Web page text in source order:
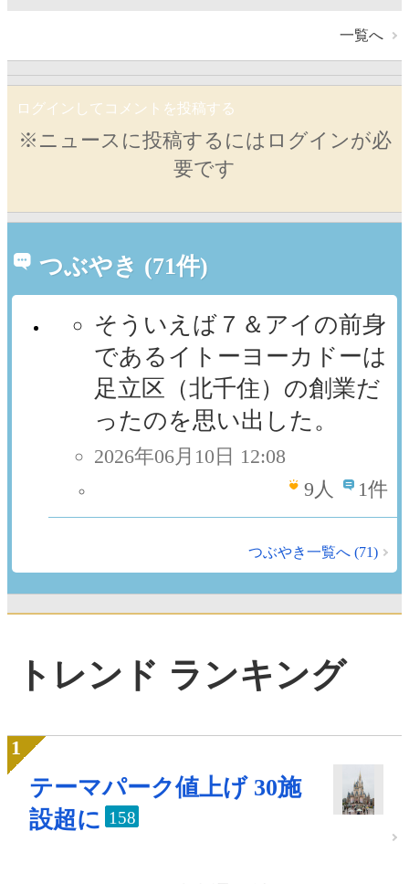
一覧へ
ログインしてコメントを投稿する
※ニュースに投稿するにはログインが必
要です
つぶやき (71件)
そういえば７＆アイの前身
であるイトーヨーカドーは
足立区（北千住）の創業だ
ったのを思い出した。
2026年06月10日 12:08
9人 1件
つぶやき一覧へ (71)
トレンド ランキング
テーマパーク値上げ 30施
設超に 158